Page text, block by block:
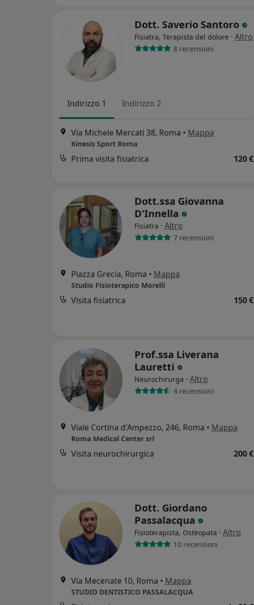
Dott. Saverio Santoro
Fisiatra, Terapista del dolore · Altro
8 recensioni
Indirizzo 1 Indirizzo 2
Via Michele Mercati 38, Roma • Mappa
Kinesis Sport Roma
Prima visita fisiatrica 120 €
Dott.ssa Giovanna
D'Innella
Fisiatra · Altro
7 recensioni
Piazza Grecia, Roma • Mappa
Studio Fisioterapico Morelli
Visita fisiatrica 150 €
Prof.ssa Liverana
Lauretti
Neurochirurga · Altro
4 recensioni
Viale Cortina d'Ampezzo, 246, Roma • Mappa
Roma Medical Center srl
Visita neurochirurgica 200 €
Dott. Giordano
Passalacqua
Fisioterapista, Osteopata · Altro
10 recensioni
Via Mecenate 10, Roma • Mappa
STUDIO DENTISTICO PASSALACQUA